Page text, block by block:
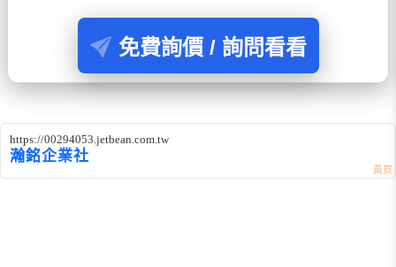
免費詢價 / 詢問看看
https://00294053.jetbean.com.tw
瀚銘企業社